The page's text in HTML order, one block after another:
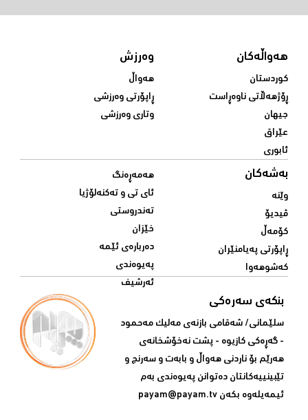
هەواڵەکان
کوردستان
ڕۆژهەڵاتی ناوەڕاست
جیهان
عێراق
ئابوری
وەرزش
هەواڵ
ڕاپۆرتی وەرزشی
وتاری وەرزشی
بەشەکان
وێنە
ڤیدیۆ
کۆمەڵ
ڕاپۆرتی پەیامنێران
کەشوهەوا
هەمەڕەنگ
ئای تی و تەکنەلۆژیا
تەندروستی
خێزان
دەربارەی ئێمە
پەیوەندی
ئەرشیف
بنکەی سەرەکی
سلێمانی/ شه‌قامی بازنه‌ی مه‌لیک مه‌حمود
- گه‌ڕه‌کی کازیوه‌ - پشت نه‌خۆشخانه‌ی‌
هه‌رێم بۆ ناردنی‌ هه‌واڵ و بابه‌ت و سه‌رنج و
تێبینییه‌كانتان ده‌توانن په‌یوه‌ندی‌ به‌م
ئیمه‌یله‌وه‌ بكه‌ن payam@payam.tv